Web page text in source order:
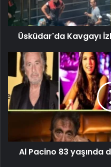
Üsküdar'da Kavgayı
Al Pacino 83 yaşında